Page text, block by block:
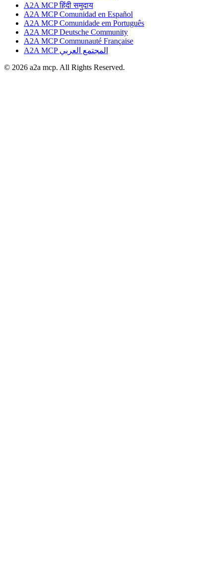
A2A MCP हिंदी समुदाय
A2A MCP Comunidad en Español
A2A MCP Comunidade em Português
A2A MCP Deutsche Community
A2A MCP Communauté Française
A2A MCP المجتمع العربي
© 2026 a2a mcp. All Rights Reserved.